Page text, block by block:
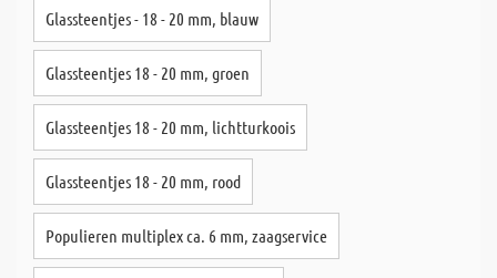
Glassteentjes - 18 - 20 mm, blauw
Glassteentjes 18 - 20 mm, groen
Glassteentjes 18 - 20 mm, lichtturkoois
Glassteentjes 18 - 20 mm, rood
Populieren multiplex ca. 6 mm, zaagservice